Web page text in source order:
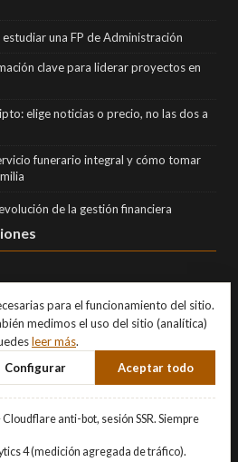
una FP de Administración
clave para liderar proyectos en
elige noticias o precio, no las dos a
funerario integral y cómo tomar
de la gestión financiera
para el funcionamiento del sitio.
medimos el uso del sitio (analítica)
leer más.
Configurar Aceptar todo
anti-bot, sesión SSR. Siempre
4 (medición agregada de tráfico).